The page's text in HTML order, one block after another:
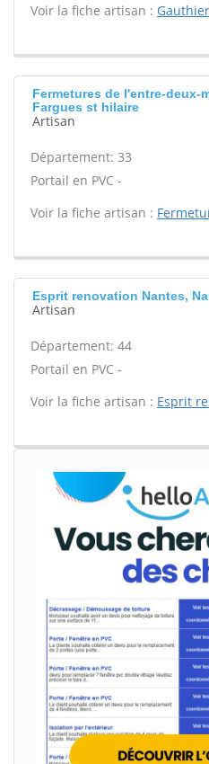
Voir la fiche artisan :
Fermetures de l'entre-deux-
Fargues st hilaire
Artisan
Département: 33
Portail en PVC -
Voir la fiche artisan :
Esprit renovation Nantes,
Artisan
Département: 44
Portail en PVC -
Voir la fiche artisan : Esprit